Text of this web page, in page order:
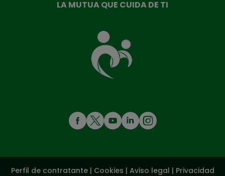
LA MUTUA QUE CUIDA DE TI
Mutua
que
cuida
de
MENÚ
SOCIALES
Perfil de contratante| Cookies | Aviso legal | Privacidad